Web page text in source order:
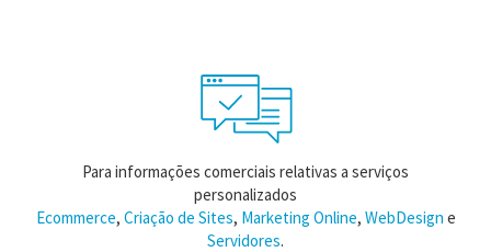
Para informações comerciais relativas a serviços
personalizados
Ecommerce, Criação de Sites, Marketing Online, WebDesign e
Servidores.